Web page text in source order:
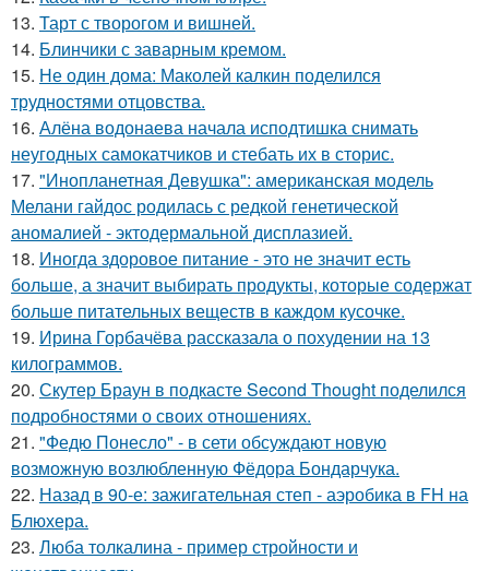
13. Тарт с творогом и вишней.
14. Блинчики с заварным кремом.
15. Не один дома: Маколей калкин поделился
трудностями отцовства.
16. Алёна водонаева начала исподтишка снимать
неугодных самокатчиков и стебать их в сторис.
17. "Инопланетная Девушка": американская модель
Мелани гайдос родилась с редкой генетической
аномалией - эктодермальной дисплазией.
18. Иногда здоровое питание - это не значит есть
больше, а значит выбирать продукты, которые содержат
больше питательных веществ в каждом кусочке.
19. Ирина Горбачёва рассказала о похудении на 13
килограммов.
20. Скутер Браун в подкасте Second Thought поделился
подробностями о своих отношениях.
21. "Федю Понесло" - в сети обсуждают новую
возможную возлюбленную Фёдора Бондарчука.
22. Назад в 90-е: зажигательная степ - аэробика в FH на
Блюхера.
23. Люба толкалина - пример стройности и